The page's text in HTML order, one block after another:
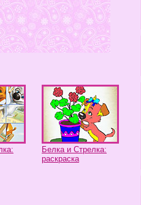
Белка и Стрелка:
раскраска